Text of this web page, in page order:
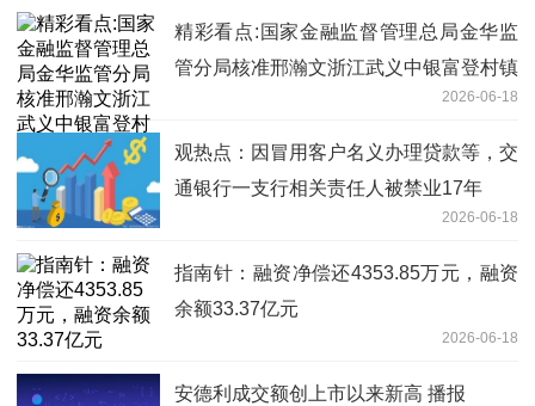
精彩看点:国家金融监督管理总局金华监
管分局核准邢瀚文浙江武义中银富登村镇
2026-06-18
观热点：因冒用客户名义办理贷款等，交
通银行一支行相关责任人被禁业17年
2026-06-18
指南针：融资净偿还4353.85万元，融资
余额33.37亿元
2026-06-18
安德利成交额创上市以来新高 播报